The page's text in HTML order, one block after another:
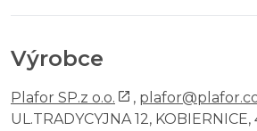
Výrobce
Plafor SP.z o.o. ,
UL.TRADYCYJNA 12, KOBIERNICE,